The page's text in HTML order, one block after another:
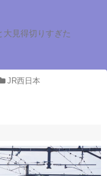
見得切りすぎた
JR西日本